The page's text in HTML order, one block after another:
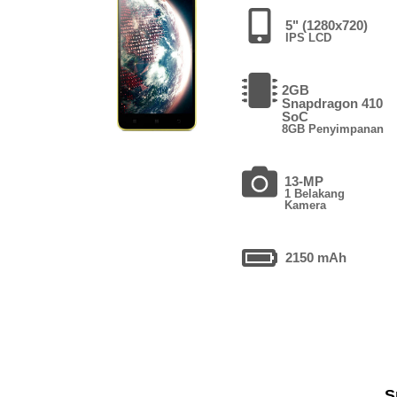
5" (1280x720)
IPS LCD
2GB
Snapdragon 410
SoC
8GB Penyimpanan
13-MP
1 Belakang
Kamera
2150 mAh